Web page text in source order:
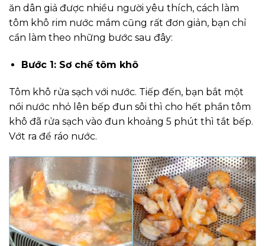
ăn dân giả được nhiều người yêu thích, cách làm
tôm khô rim nước mắm cũng rất đơn giản, bạn chỉ
cần làm theo những bước sau đây:
Bước 1: Sơ chế tôm khô
Tôm khô rửa sạch với nước. Tiếp đến, bạn bắt một
nồi nước nhỏ lên bếp đun sôi thì cho hết phần tôm
khô đã rửa sạch vào đun khoảng 5 phút thì tắt bếp.
Vớt ra để ráo nước.